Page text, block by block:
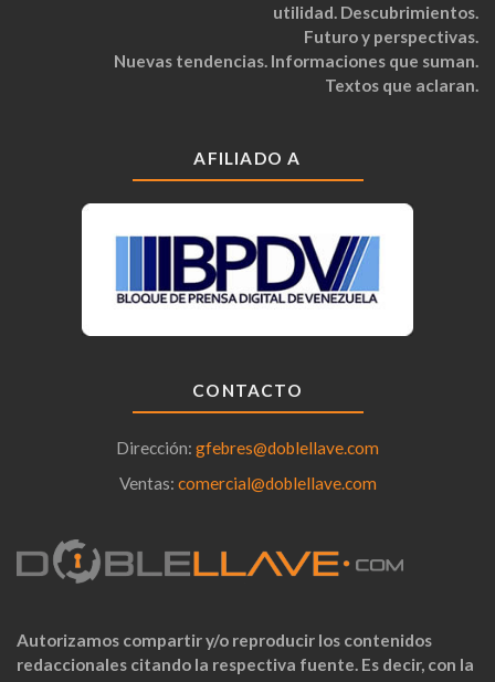
utilidad. Descubrimientos.
Futuro y perspectivas.
Nuevas tendencias. Informaciones que suman.
Textos que aclaran.
AFILIADO A
CONTACTO
Dirección: gfebres@doblellave.com
Ventas: comercial@doblellave.com
Autorizamos compartir y/o reproducir los contenidos
redaccionales citando la respectiva fuente. Es decir, con la